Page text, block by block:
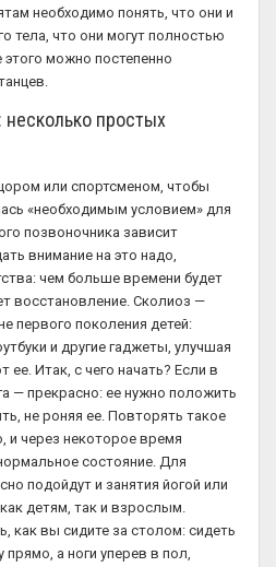
необходимо понять, что они и
тела, что они могут полностью
можно постепенно
несколько простых
или спортсменом, чтобы
«необходимым условием» для
позвоночника зависит
внимание на это надо,
чем больше времени будет
восстановление. Сколиоз —
первого поколения детей:
и другие гаджеты, улучшая
Итак, с чего начать? Если в
— прекрасно: ее нужно положить
не роняя ее. Повторять такое
и через некоторое время
состояние. Для
подойдут и занятия йогой или
детям, так и взрослым.
как вы сидите за столом: сидеть
а ноги уперев в пол,